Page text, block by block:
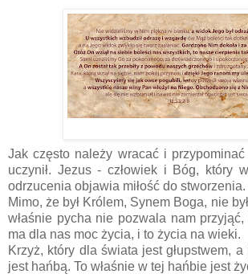
Jak często należy wracać i
uczynił. Jezus - człowiek i Bóg, który
odrzucenia objawia miłość do stworzenia.
Mimo, że był Królem, Synem Boga, nie
właśnie pycha nie pozwala nam
ma dla nas moc życia, i to życia na wieki.
Krzyż, który dla świata jest głupstwem,
jest hańbą. To właśnie w tej hańbie jest